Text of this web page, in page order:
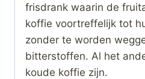
frisdrank waarin de
koffie voortreffelijk tot
zonder te worden
bitterstoffen. Al het
koude koffie zijn.